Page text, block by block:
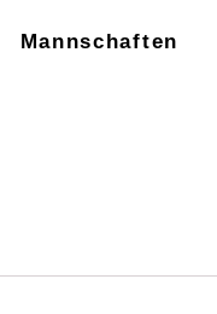
Mannschaften